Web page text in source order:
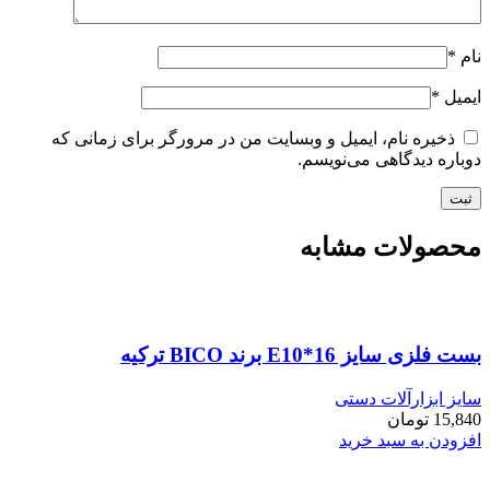
نام *
ایمیل *
ذخیره نام، ایمیل و وبسایت من در مرورگر برای زمانی که
دوباره دیدگاهی می‌نویسم.
محصولات مشابه
بست فلزی سایز E10*16 برند BICO ترکیه
سایز ابزارآلات دستی
15,840 تومان
افزودن به سبد خرید